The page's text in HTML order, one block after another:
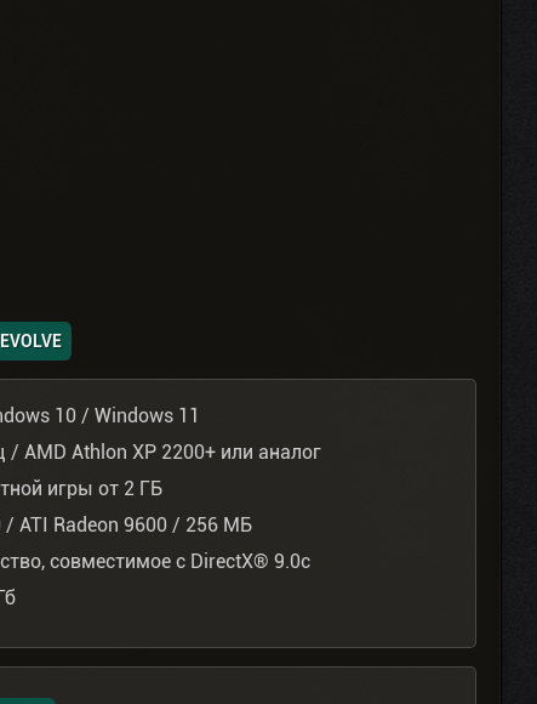
10 / Windows 11
/ AMD Athlon XP 2200+ или аналог
игры от 2 ГБ
/ ATI Radeon 9600 / 256 МБ
совместимое с DirectX® 9.0с